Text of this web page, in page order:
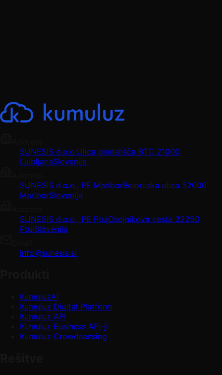
SUNESIS d.o.o.Ulica gledališča BTC 21000
LjubljanaSlovenija
SUNESIS d.o.o., PE MariborBeloruska ulica 52000
MariborSlovenija
SUNESIS d.o.o., PE PtujOsojnikova cesta 32250
PtujSlovenija
info@sunesis.si
KumuluzAI
Kumuluz Digital Platform
Kumuluz API
Kumuluz Business API-ji
Kumuluz Crowdsensing